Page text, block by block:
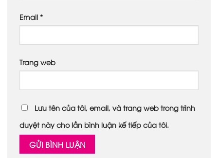
Email *
Trang web
Lưu tên của tôi, email, và trang web trong trình
duyệt này cho lần bình luận kế tiếp của tôi.